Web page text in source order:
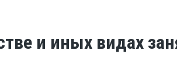
и иных видах